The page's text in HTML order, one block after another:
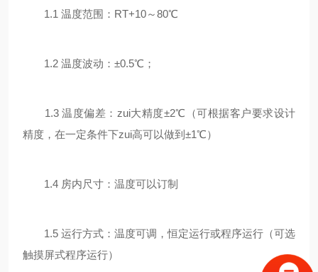
1.1 温度范围：RT+10～80℃
1.2 温度波动：±0.5℃；
1.3 温度偏差：zui大精度±2℃（可根据客户要求设计
精度，在一定条件下zui高可以做到±1℃）
1.4 房内尺寸：温度可以订制
1.5 运行方式：温度可调，恒定运行或程序运行（可选
触摸屏式程序运行）